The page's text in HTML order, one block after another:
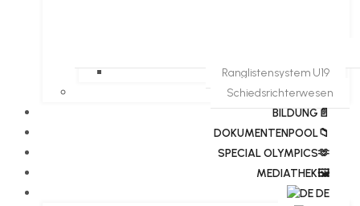
Ranglistensystem U19
Schiedsrichterwesen
BILDUNG📄
DOKUMENTENPOOL📁
​​SPECIAL OLYMPICS🫶
MEDIATHEK🖼️​
DE